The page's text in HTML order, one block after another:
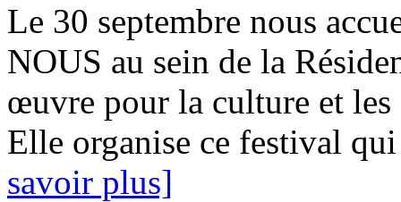
Le 30 septembre nous
NOUS au sein de la
œuvre pour la culture et les
Elle organise ce festival
savoir plus]